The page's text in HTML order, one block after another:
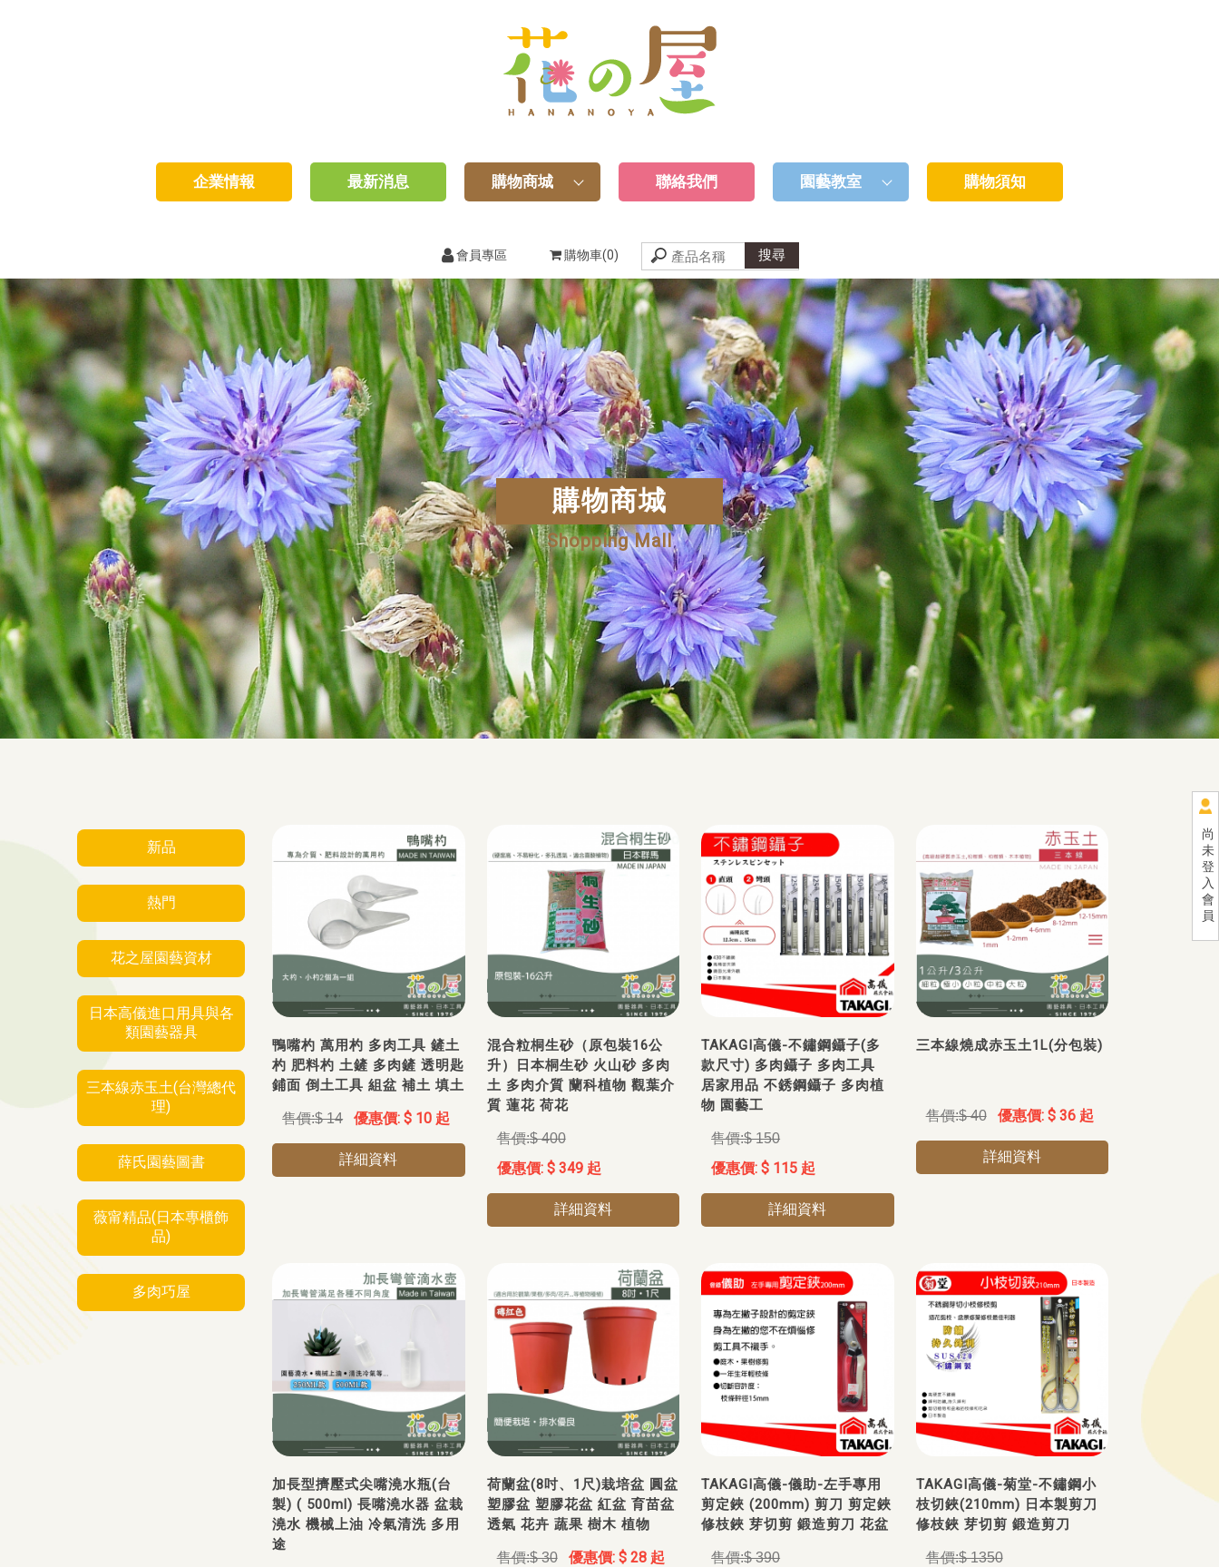
尚
未
登
入
會
員
企業情報 最新消息 購物商城 聯絡我們 園藝教室 購物須知
會員專區 購物車(0)
購物商城
Shopping Mall
新品
熱門
花之屋園藝資材
日本高儀進口用具與各
類園藝器具
三本線赤玉土(台灣總代
理)
薛氏園藝圖書
薇甯精品(日本專櫃飾
品)
多肉巧屋
鴨嘴杓 萬用杓 多肉工具 鏟土
杓 肥料杓 土鏟 多肉鏟 透明匙
鋪面 倒土工具 組盆 補土 填土
$ 14 $ 10 起
詳細資料
混合粒桐生砂（原包裝16公
升）日本桐生砂 火山砂 多肉
土 多肉介質 蘭科植物 觀葉介
質 蓮花 荷花
$ 400
$ 349 起
詳細資料
TAKAGI高儀-不鏽鋼鑷子(多
款尺寸) 多肉鑷子 多肉工具
居家用品 不銹鋼鑷子 多肉植
物 園藝工
$ 150
$ 115 起
詳細資料
三本線燒成赤玉土1L(分包裝)
$ 40 $ 36 起
詳細資料
加長型擠壓式尖嘴澆水瓶(台
製) ( 500ml) 長嘴澆水器 盆栽
澆水 機械上油 冷氣清洗 多用
途
荷蘭盆(8吋、1尺)栽培盆 圓盆
塑膠盆 塑膠花盆 紅盆 育苗盆
透氣 花卉 蔬果 樹木 植物
$ 30 $ 28 起
TAKAGI高儀-儀助-左手專用
剪定鋏 (200mm) 剪刀 剪定鋏
修枝鋏 芽切剪 鍛造剪刀 花盆
$ 390
TAKAGI高儀-菊堂-不鏽鋼小
枝切鋏(210mm) 日本製剪刀
修枝鋏 芽切剪 鍛造剪刀
$ 1350